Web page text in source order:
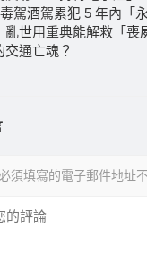
駕酒駕累犯 5 年內「永
亂世用重典能解救「喪
通亡魂？
須填寫的電子郵件地址